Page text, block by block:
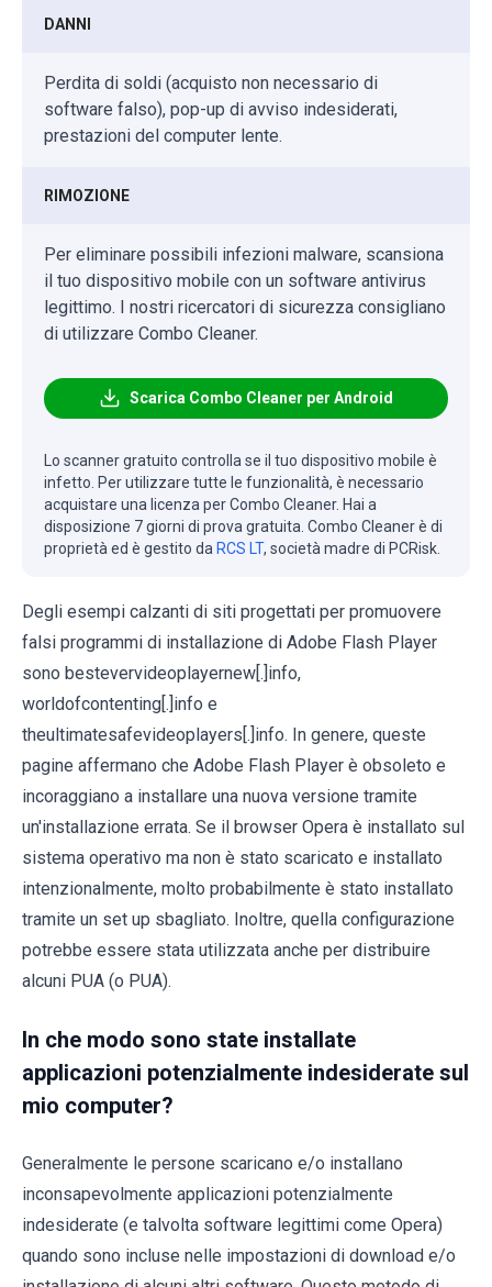
DANNI
Perdita di soldi (acquisto non necessario di
software falso), pop-up di avviso indesiderati,
prestazioni del computer lente.
RIMOZIONE
Per eliminare possibili infezioni malware, scansiona
il tuo dispositivo mobile con un software antivirus
legittimo. I nostri ricercatori di sicurezza consigliano
di utilizzare Combo Cleaner.
Scarica Combo Cleaner per Android
Lo scanner gratuito controlla se il tuo dispositivo mobile è
infetto. Per utilizzare tutte le funzionalità, è necessario
acquistare una licenza per Combo Cleaner. Hai a
disposizione 7 giorni di prova gratuita. Combo Cleaner è di
proprietà ed è gestito da RCS LT, società madre di PCRisk.
Degli esempi calzanti di siti progettati per promuovere
falsi programmi di installazione di Adobe Flash Player
sono bestevervideoplayernew[.]info,
worldofcontenting[.]info e
theultimatesafevideoplayers[.]info. In genere, queste
pagine affermano che Adobe Flash Player è obsoleto e
incoraggiano a installare una nuova versione tramite
un'installazione errata. Se il browser Opera è installato sul
sistema operativo ma non è stato scaricato e installato
intenzionalmente, molto probabilmente è stato installato
tramite un set up sbagliato. Inoltre, quella configurazione
potrebbe essere stata utilizzata anche per distribuire
alcuni PUA (o PUA).
In che modo sono state installate
applicazioni potenzialmente indesiderate sul
mio computer?
Generalmente le persone scaricano e/o installano
inconsapevolmente applicazioni potenzialmente
indesiderate (e talvolta software legittimi come Opera)
quando sono incluse nelle impostazioni di download e/o